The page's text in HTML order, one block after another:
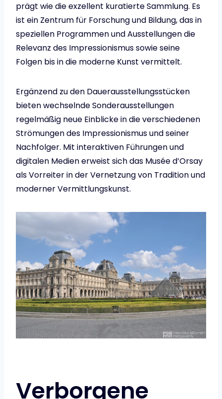
prägt wie die exzellent kuratierte Sammlung. Es
ist ein Zentrum für Forschung und Bildung, das in
speziellen Programmen und Ausstellungen die
Relevanz des Impressionismus sowie seine
Folgen bis in die moderne Kunst vermittelt.
Ergänzend zu den Dauerausstellungsstücken
bieten wechselnde Sonderausstellungen
regelmäßig neue Einblicke in die verschiedenen
Strömungen des Impressionismus und seiner
Nachfolger. Mit interaktiven Führungen und
digitalen Medien erweist sich das Musée d’Orsay
als Vorreiter in der Vernetzung von Tradition und
moderner Vermittlungskunst.
Verborgene